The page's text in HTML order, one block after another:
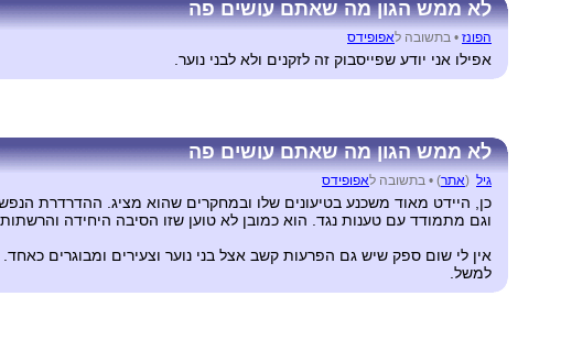
לא ממש הגון מה שאתם עושים פה
הפונז • בתשובה לאפופידס
אפילו אני יודע שפייסבוק זה לזקנים ולא לבני נוער.
לא ממש הגון מה שאתם עושים פה
גיל (אתר) • בתשובה לאפופידס
כן, היידט מאוד משכנע בטיעונים שלו ובמחקרים שהוא מציג. ההדרדרת
וגם מתמודד עם טענות נגד. הוא כמובן לא טוען שזו הסיבה היחידה
אין לי שום ספק שיש גם הפרעות קשב אצל בני נוער וצעירים ומבוגרים
למשל.